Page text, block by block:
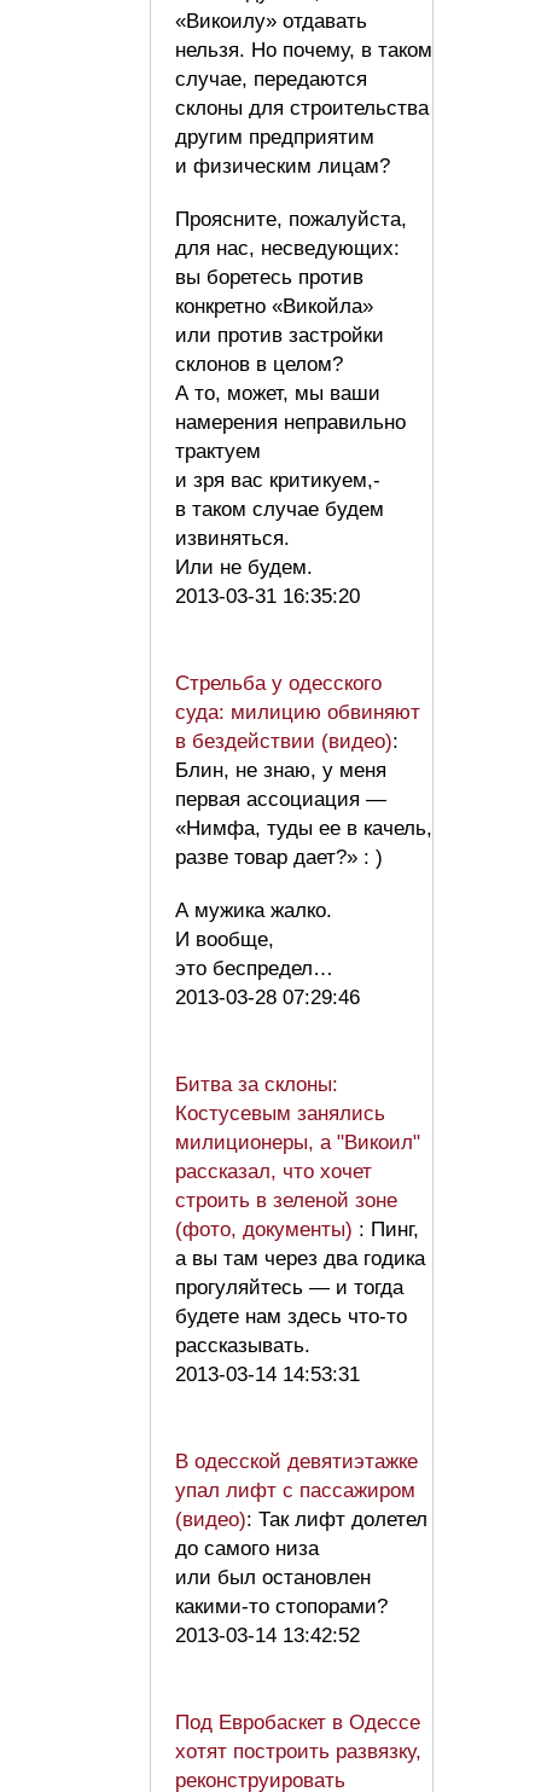
«Викоилу» отдавать
нельзя. Но почему, в таком
случае, передаются
склоны для строительства
другим предприятим
и физическим лицам?
Проясните, пожалуйста,
для нас, несведующих:
вы боретесь против
конкретно «Викойла»
или против застройки
склонов в целом?
А то, может, мы ваши
намерения неправильно
трактуем
и зря вас критикуем,-
в таком случае будем
извиняться.
Или не будем.
2013-03-31 16:35:20
Стрельба у одесского
суда: милицию обвиняют
в бездействии (видео):
Блин, не знаю, у меня
первая ассоциация —
«Нимфа, туды ее в качель,
разве товар дает?» : )
А мужика жалко.
И вообще,
это беспредел…
2013-03-28 07:29:46
Битва за склоны:
Костусевым занялись
милиционеры, а "Викоил"
рассказал, что хочет
строить в зеленой зоне
(фото, документы) : Пинг,
а вы там через два годика
прогуляйтесь — и тогда
будете нам здесь что-то
рассказывать.
2013-03-14 14:53:31
В одесской девятиэтажке
упал лифт с пассажиром
(видео): Так лифт долетел
до самого низа
или был остановлен
какими-то стопорами?
2013-03-14 13:42:52
Под Евробаскет в Одессе
хотят построить развязку,
реконструировать